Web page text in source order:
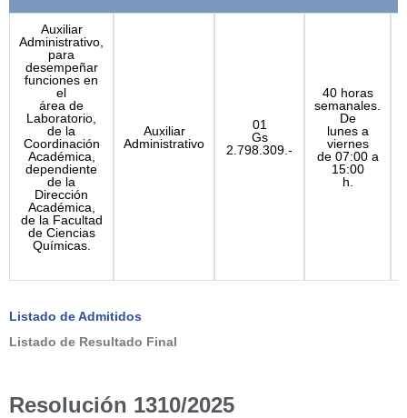
Auxiliar
Administrativo,
para
desempeñar
funciones en
el
área de
Laboratorio,
de la
Coordinación
Académica,
dependiente
de la
Dirección
Académica,
de la Facultad
de Ciencias
Químicas.
Auxiliar
Administrativo
01
Gs
2.798.309.-
40 horas
semanales.
De
lunes a
viernes
de 07:00 a
15:00
h.
Listado de Admitidos
Listado de Resultado Final
Resolución 1310/2025